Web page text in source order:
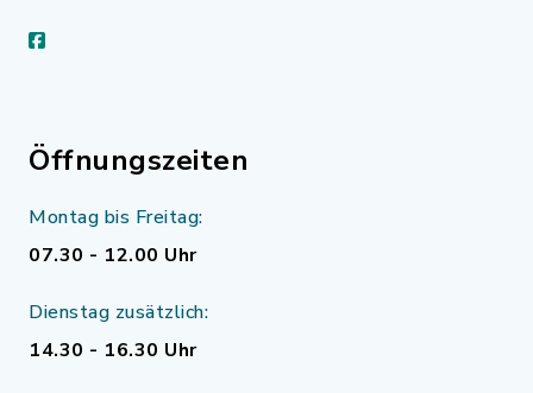
facebook
Öffnungszeiten
Montag bis Freitag:
07.30 - 12.00 Uhr
Dienstag zusätzlich:
14.30 - 16.30 Uhr